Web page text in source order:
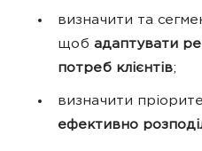
визначити та
щоб адаптувати
потреб клієнтів;
визначити
ефективно